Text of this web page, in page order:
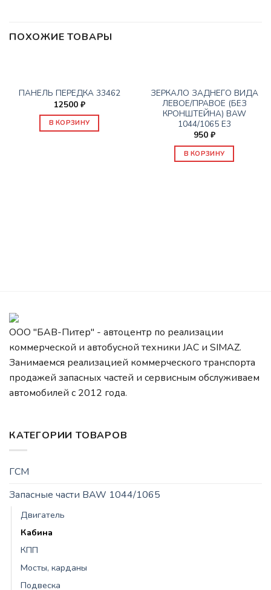
ПОХОЖИЕ ТОВАРЫ
ПАНЕЛЬ ПЕРЕДКА 33462
12500 ₽
В КОРЗИНУ
ЗЕРКАЛО ЗАДНЕГО ВИДА
ЛЕВОЕ/ПРАВОЕ (БЕЗ
КРОНШТЕЙНА) BAW
1044/1065 Е3
950 ₽
В КОРЗИНУ
ООО "БАВ-Питер" - автоцентр по реализации
коммерческой и автобусной техники JAC и SIMAZ.
Занимаемся реализацией коммерческого транспорта
продажей запасных частей и сервисным обслуживаем
автомобилей c 2012 года.
КАТЕГОРИИ ТОВАРОВ
ГСМ
Запасные части BAW 1044/1065
Двигатель
Кабина
КПП
Мосты, карданы
Подвеска